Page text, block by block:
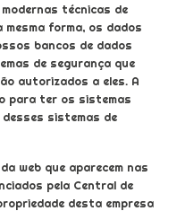
técnicas de
forma, os dados
bancos de dados
de segurança que
autorizados a eles. A
para ter os sistemas
sistemas de
web que aparecem nas
pela Central de
desta empresa